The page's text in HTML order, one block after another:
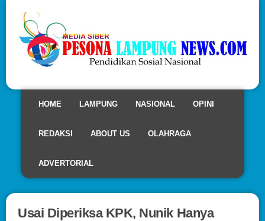
HOME LAMPUNG NASIONAL OPINI
REDAKSI ABOUT US OLAHRAGA
ADVERTORIAL
Usai Diperiksa KPK, Nunik Hanya